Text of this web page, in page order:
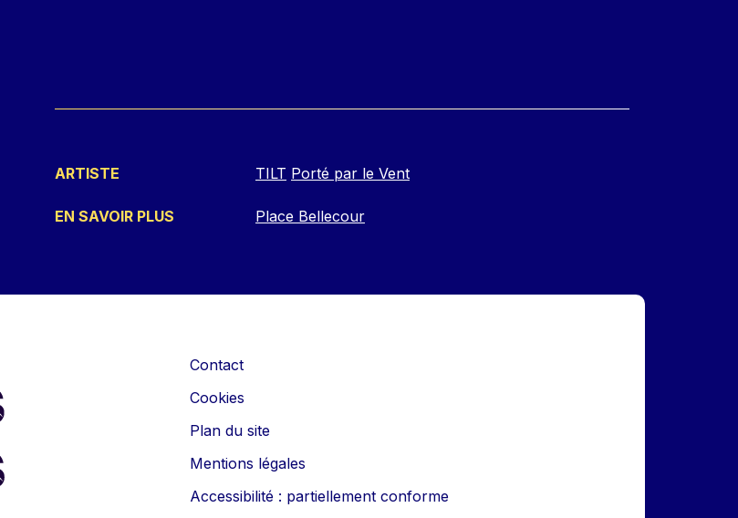
ARTISTE TILT Porté par le Vent
EN SAVOIR PLUS Place Bellecour
Contact
Cookies
Plan du site
Mentions légales
Accessibilité : partiellement conforme